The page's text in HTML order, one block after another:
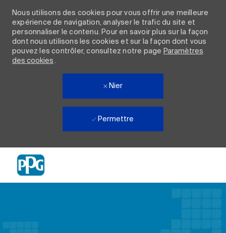
Nous utilisons des cookies pour vous offrir une meilleure
expérience de navigation, analyser le trafic du site et
personnaliser le contenu. Pour en savoir plus sur la façon
dont nous utilisons les cookies et sur la façon dont vous
pouvez les contrôler, consultez notre page Paramètres
des cookies .
Nier
Permettre